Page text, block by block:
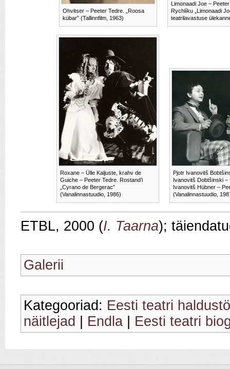
Ohvitser – Peeter Tedre. „Roosa
kübar” (Tallinnfilm, 1963)
Limonaadi Joe –
Rychlíku „Limonaadi
teatrilavastuse
Roxane – Ülle Kaljuste, krahv de
Guiche – Peeter Tedre. Rostand’i
„Cyrano de Bergerac”
(Vanalinnastuudio, 1986)
Pjotr Ivanovitš
Ivanovitš Dobtšinski –
Ivanovitš Hübner –
(Vanalinnastuudio,
ETBL, 2000 (I. Taarna);
Galerii
Kategooriad: Eesti teatri
näitlejad
Endla Eesti teatri